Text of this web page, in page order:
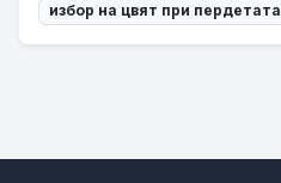
избор на цвят при пердетата